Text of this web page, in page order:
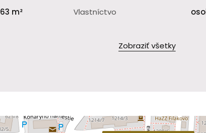
63 m² Vlastníctvo
Zobraziť všetky